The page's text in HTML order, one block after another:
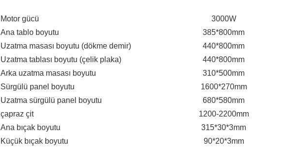
Motor gücü
3000W
Ana tablo boyutu
385*800mm
Uzatma masası boyutu (dökme demir)
440*800mm
Uzatma tablası boyutu (çelik plaka)
440*800mm
Arka uzatma masası boyutu
310*500mm
Sürgülü panel boyutu
1600*270mm
Uzatma sürgülü panel boyutu
680*580mm
çapraz çit
1200-2200mm
Ana bıçak boyutu
315*30*3mm
Küçük bıçak boyutu
90*20*3mm